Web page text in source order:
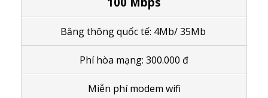
Băng thông quốc tế: 4Mb/ 35Mb
Phí hòa mạng: 300.000 đ
Miễn phí modem wifi